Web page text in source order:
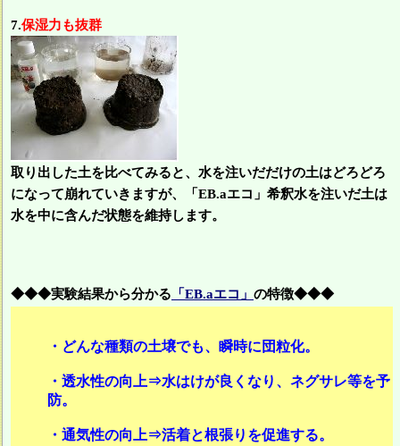
7.保湿力も抜群
取り出した土を比べてみると、水を注いだだけの土はどろどろ
になって崩れていきますが、「EB.aエコ」希釈水を注いだ土は
水を中に含んだ状態を維持します。
◆◆◆実験結果から分かる 「EB.aエコ」 の特徴◆◆◆
・どんな種類の土壌でも、瞬時に団粒化。
・透水性の向上⇒水はけが良くなり、ネグサレ等を予
防。
・通気性の向上⇒活着と根張りを促進する。